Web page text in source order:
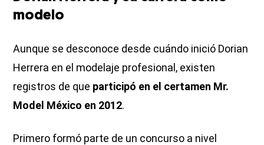
modelo
Aunque se desconoce desde cuándo inició Dorian
Herrera en el modelaje profesional, existen
registros de que participó en el certamen Mr.
Model México en 2012.
Primero formó parte de un concurso a nivel